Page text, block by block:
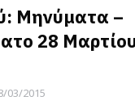
Μηνύματα –
28
03/2015